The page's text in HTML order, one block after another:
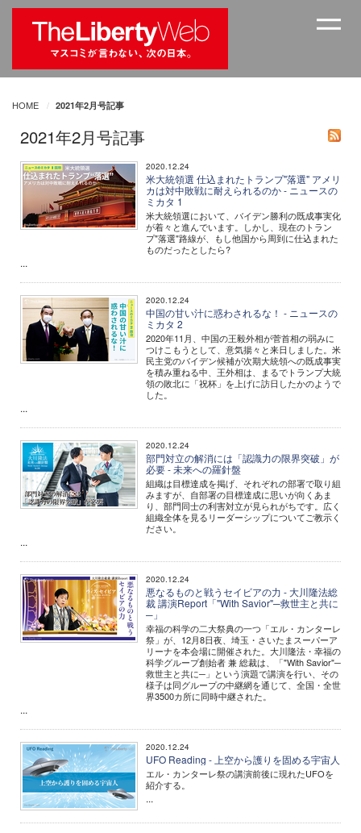
HOME 2021年2月号記事
2021年2月号記事
2020.12.24
米大統領選 仕込まれたトランプ"落選" アメリ
カは対中敗戦に耐えられるのか - ニュースの
ミカタ 1
米大統領選において、バイデン勝利の既成事実化
が着々と進んでいます。しかし、現在のトラン
プ"落選"路線が、もし他国から周到に仕込まれた
ものだったとしたら?
...
2020.12.24
中国の甘い汁に惑わされるな！ - ニュースの
ミカタ 2
2020年11月、中国の王毅外相が菅首相の弱みに
つけこもうとして、意気揚々と来日しました。米
民主党のバイデン候補が次期大統領への既成事実
を積み重ねる中、王外相は、まるでトランプ大統
領の敗北に「祝杯」を上げに訪日したかのようで
した。
...
2020.12.24
部門対立の解消には「認識力の限界突破」が
必要 - 未来への羅針盤
組織は目標達成を掲げ、それぞれの部署で取り組
みますが、自部署の目標達成に思いが向くあま
り、部門同士の利害対立が見られがちです。広く
組織全体を見るリーダーシップについてご教示く
ださい。
...
2020.12.24
悪なるものと戦うセイビアの力 - 大川隆法総
裁 講演Report「"With Savior"─救世主と共に
─」
幸福の科学の二大祭典の一つ「エル・カンターレ
祭」が、12月8日夜、埼玉・さいたまスーパーア
リーナを本会場に開催された。大川隆法・幸福の
科学グループ創始者 兼 総裁は、「"With Savior"─
救世主と共に─」という演題で講演を行い、その
様子は同グループの中継網を通じて、全国・全世
界3500カ所に同時中継された。
...
2020.12.24
UFO Reading - 上空から護りを固める宇宙人
エル・カンターレ祭の講演前後に現れたUFOを
紹介する。
...